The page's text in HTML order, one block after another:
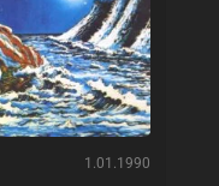
1.01.1990